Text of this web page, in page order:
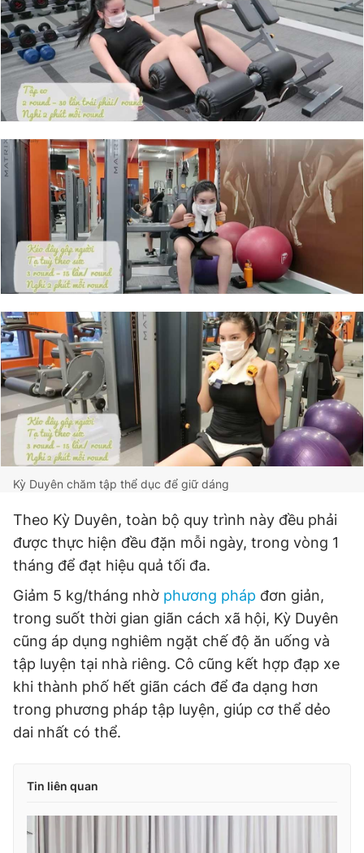
Kỳ Duyên chăm tập thể dục để giữ dáng
Theo Kỳ Duyên, toàn bộ quy trình này đều phải
được thực hiện đều đặn mỗi ngày, trong vòng 1
tháng để đạt hiệu quả tối đa.
Giảm 5 kg/tháng nhờ phương pháp đơn giản,
trong suốt thời gian giãn cách xã hội, Kỳ Duyên
cũng áp dụng nghiêm ngặt chế độ ăn uống và
tập luyện tại nhà riêng. Cô cũng kết hợp đạp xe
khi thành phố hết giãn cách để đa dạng hơn
trong phương pháp tập luyện, giúp cơ thể dẻo
dai nhất có thể.
Tin liên quan